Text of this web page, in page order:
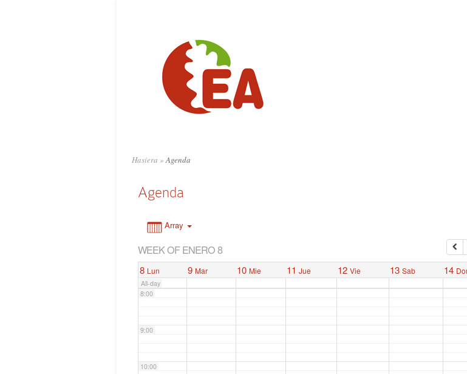
Hasiera »Agenda
Agenda
Array
WEEK OF ENERO 8
8 Lun 9 Mar 10 Mie 11 Jue 12 Vie 13 Sab 14
All-day
6:00
8:00
9:00
10:00